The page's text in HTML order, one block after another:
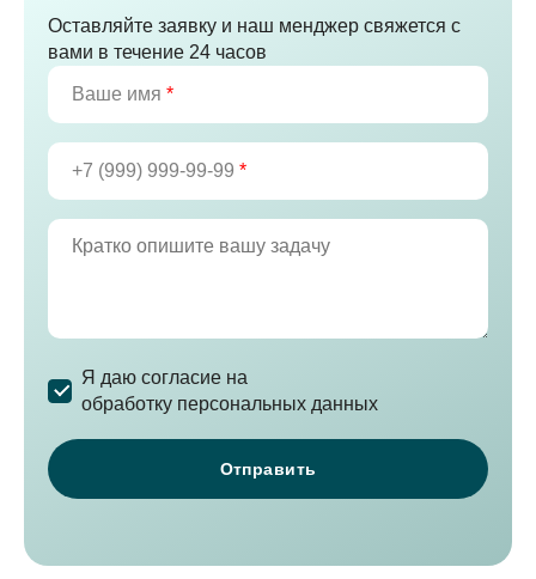
Оставляйте заявку и наш менджер свяжется с
вами в течение 24 часов
Ваше имя *
+7 (999) 999-99-99 *
Я даю согласие на
обработку персональных данных